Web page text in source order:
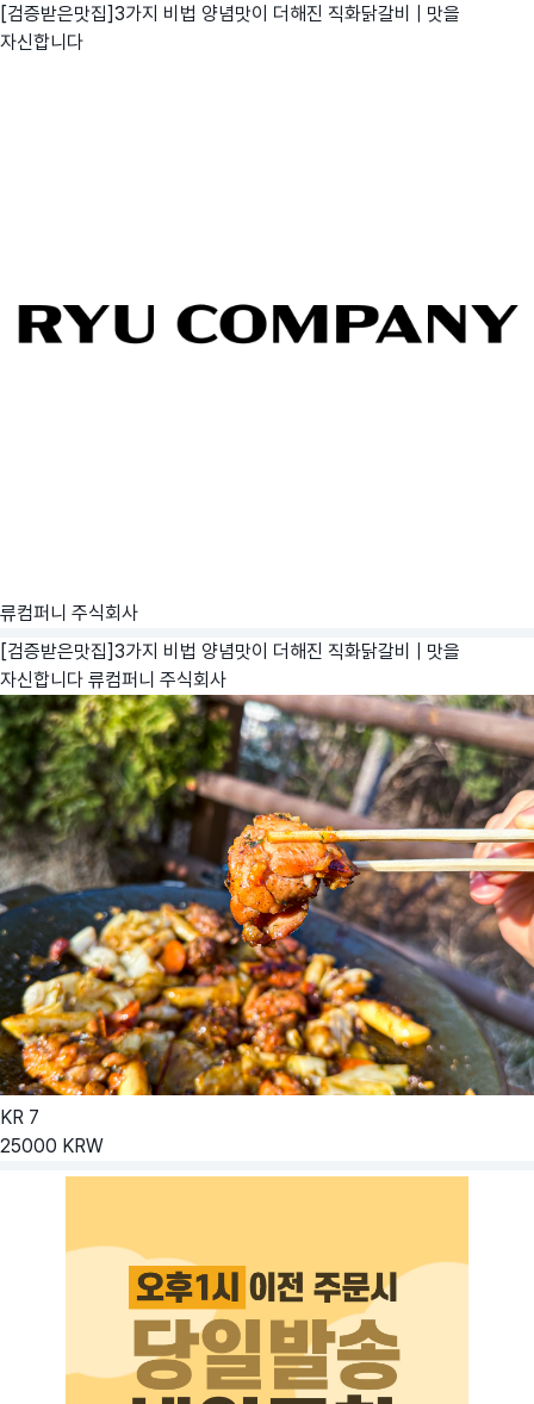
[검증받은맛집]3가지 비법 양념맛이 더해진 직화닭갈비 | 맛을
자신합니다
류컴퍼니 주식회사
[검증받은맛집]3가지 비법 양념맛이 더해진 직화닭갈비 | 맛을
자신합니다 류컴퍼니 주식회사
KR 7
25000 KRW